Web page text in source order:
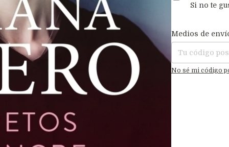
Si no te
Entregas para el
Medios de
No sé mi código